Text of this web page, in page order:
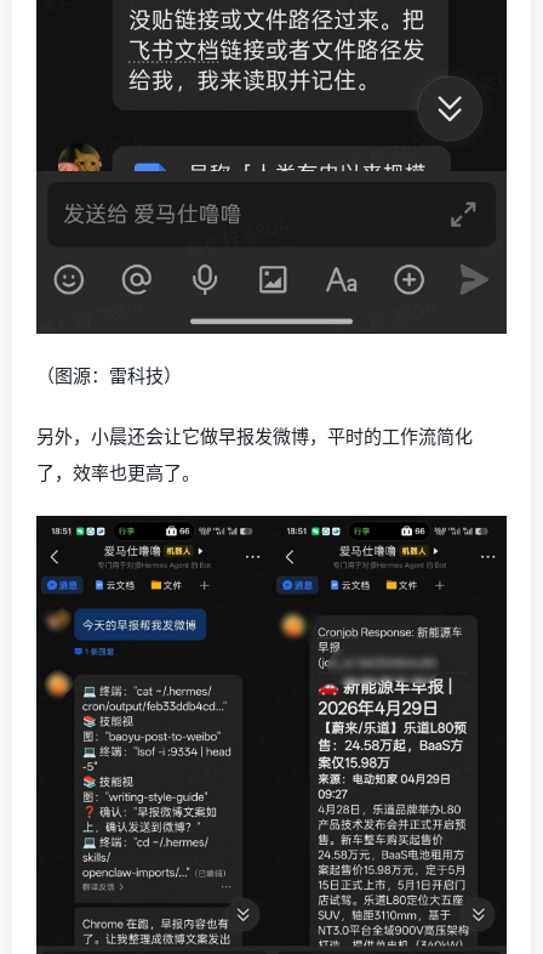
（图源：雷科技）
另外，小晨还会让它做早报发微博，平时的工作流简化
了，效率也更高了。